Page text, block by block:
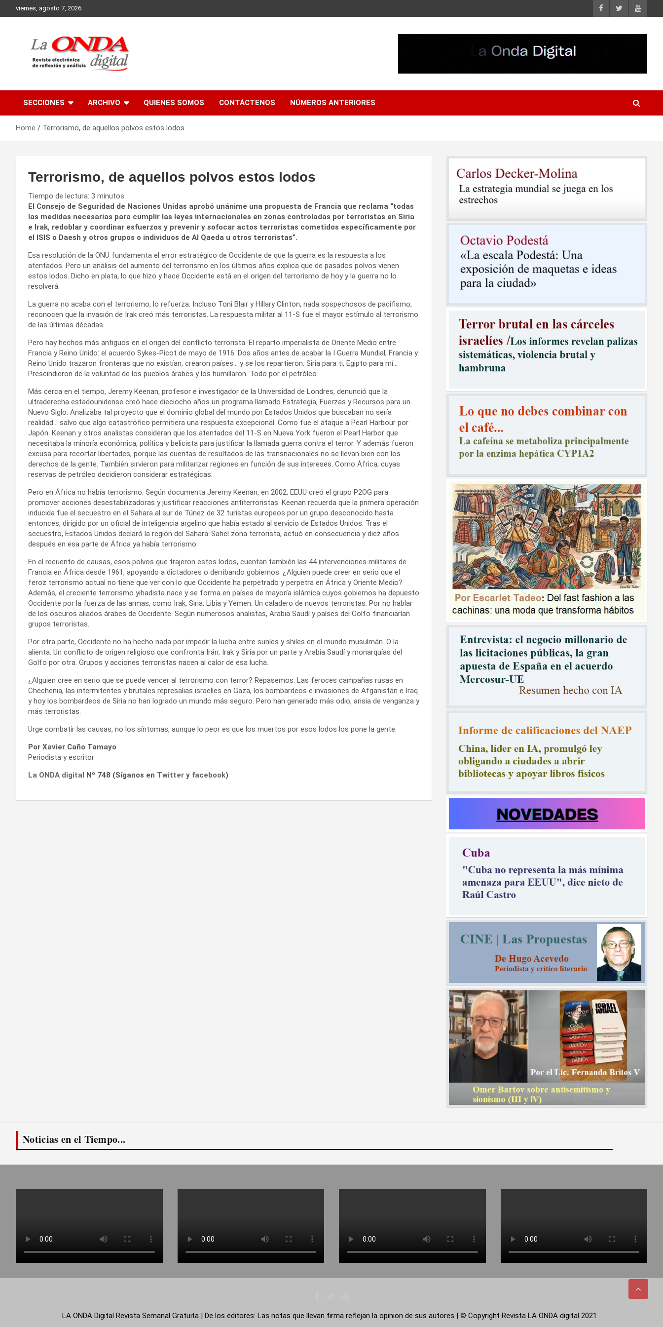
to
viernes, agosto 7, 2026
SECCIONES ARCHIVO QUIENES SOMOS CONTÁCTENOS NÚMEROS ANTERIORES
Home Terrorismo, de aquellos polvos estos lodos
Terrorismo, de aquellos polvos estos lodos
Tiempo de lectura: 3 minutos
El Consejo de Seguridad de Naciones Unidas aprobó unánime una propuesta de Francia que reclama “todas
las medidas necesarias para cumplir las leyes internacionales en zonas controladas por terroristas en Siria
e Irak, redoblar y coordinar esfuerzos y prevenir y sofocar actos terroristas cometidos específicamente por
el ISIS o Daesh y otros grupos o individuos de Al Qaeda u otros terroristas”.
Esa resolución de la ONU fundamenta el error estratégico de Occidente de que la guerra es la respuesta a los
atentados. Pero un análisis del aumento del terrorismo en los últimos años explica que de pasados polvos vienen
estos lodos. Dicho en plata, lo que hizo y hace Occidente está en el origen del terrorismo de hoy y la guerra no lo
resolverá.
La guerra no acaba con el terrorismo, lo refuerza. Incluso Toni Blair y Hillary Clinton, nada sospechosos de pacifismo,
reconocen que la invasión de Irak creó más terroristas. La respuesta militar al 11-S fue el mayor estímulo al terrorismo
de las últimas décadas.
Pero hay hechos más antiguos en el origen del conflicto terrorista. El reparto imperialista de Oriente Medio entre
Francia y Reino Unido: el acuerdo Sykes-Picot de mayo de 1916. Dos años antes de acabar la I Guerra Mundial, Francia y
Reino Unido trazaron fronteras que no existían, crearon países… y se los repartieron. Siria para ti, Egipto para mí…
Prescindieron de la voluntad de los pueblos árabes y los humillaron. Todo por el petróleo.
Más cerca en el tiempo, Jeremy Keenan, profesor e investigador de la Universidad de Londres, denunció que la
ultraderecha estadounidense creó hace dieciocho años un programa llamado Estrategia, Fuerzas y Recursos para un
Nuevo Siglo. Analizaba tal proyecto que el dominio global del mundo por Estados Unidos que buscaban no sería
realidad… salvo que algo catastrófico permitiera una respuesta excepcional. Como fue el ataque a Pearl Harbour por
Japón. Keenan y otros analistas consideran que los atentados del 11-S en Nueva York fueron el Pearl Harbor que
necesitaba la minoría económica, política y belicista para justificar la llamada guerra contra el terror. Y además fueron
excusa para recortar libertades, porque las cuentas de resultados de las transnacionales no se llevan bien con los
derechos de la gente. También sirvieron para militarizar regiones en función de sus intereses. Como África, cuyas
reservas de petróleo decidieron considerar estratégicas.
Pero en África no había terrorismo. Según documenta Jeremy Keenan, en 2002, EEUU creó el grupo P2OG para
promover acciones desestabilizadoras y justificar reacciones antiterroristas. Keenan recuerda que la primera operación
inducida fue el secuestro en el Sahara al sur de Túnez de 32 turistas europeos por un grupo desconocido hasta
entonces, dirigido por un oficial de inteligencia argelino que había estado al servicio de Estados Unidos. Tras el
secuestro, Estados Unidos declaró la región del Sahara-Sahel zona terrorista, actuó en consecuencia y diez años
después en esa parte de África ya había terrorismo.
En el recuento de causas, esos polvos que trajeron estos lodos, cuentan también las 44 intervenciones militares de
Francia en África desde 1961, apoyando a dictadores o derribando gobiernos. ¿Alguien puede creer en serio que el
feroz terrorismo actual no tiene que ver con lo que Occidente ha perpetrado y perpetra en África y Oriente Medio?
Además, el creciente terrorismo yihadista nace y se forma en países de mayoría islámica cuyos gobiernos ha depuesto
Occidente por la fuerza de las armas, como Irak, Siria, Libia y Yemen. Un caladero de nuevos terroristas. Por no hablar
de los oscuros aliados árabes de Occidente. Según numerosos analistas, Arabia Saudí y países del Golfo financiarían
grupos terroristas.
Por otra parte, Occidente no ha hecho nada por impedir la lucha entre suníes y shiíes en el mundo musulmán. O la
alienta. Un conflicto de origen religioso que confronta Irán, Irak y Siria por un parte y Arabia Saudí y monarquías del
Golfo por otra. Grupos y acciones terroristas nacen al calor de esa lucha.
¿Alguien cree en serio que se puede vencer al terrorismo con terror? Repasemos. Las feroces campañas rusas en
Chechenia, las intermitentes y brutales represalias israelíes en Gaza, los bombardeos e invasiones de Afganistán e Iraq
y hoy los bombardeos de Siria no han logrado un mundo más seguro. Pero han generado más odio, ansia de venganza y
más terroristas.
Urge combatir las causas, no los síntomas, aunque lo peor es que los muertos por esos lodos los pone la gente.
Por Xavier Caño Tamayo
Periodista y escritor
La ONDA digital Nº 748 (Síganos en Twitter y facebook)
Noticias en el Tiempo...
LA ONDA Digital Revista Semanal Gratuita | De los editores: Las notas que llevan firma reflejan la opinion de sus autores | © Copyright Revista LA ONDA digital 2021